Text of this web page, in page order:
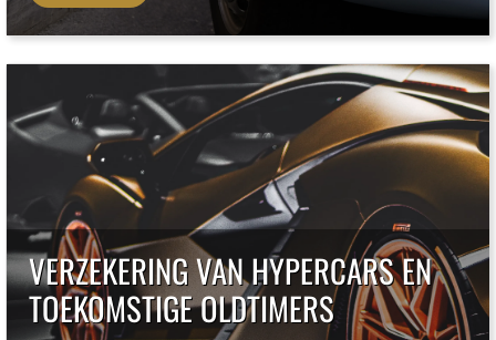
VERZEKERING VAN HYPERCARS EN
TOEKOMSTIGE OLDTIMERS